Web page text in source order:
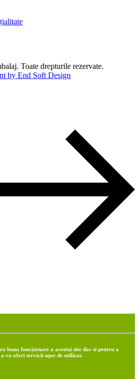
Toate drepturile rezervate.
by End Soft Design
buna funcționare a acestui site dar si pentru a
va oferi servicii uşor de utilizat.